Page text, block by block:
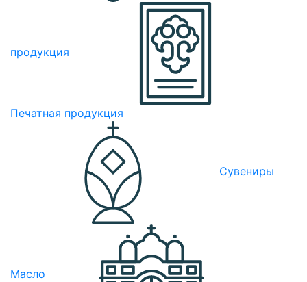
продукция
Печатная продукция
Сувениры
Масло